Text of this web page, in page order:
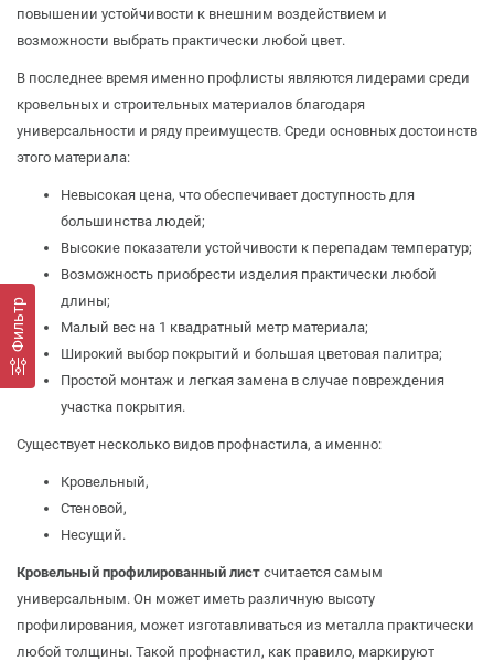
Фильтр
повышении устойчивости к внешним воздействием и
возможности выбрать практически любой цвет.
В последнее время именно профлисты являются лидерами среди
кровельных и строительных материалов благодаря
универсальности и ряду преимуществ. Среди основных достоинств
этого материала:
Невысокая цена, что обеспечивает доступность для
большинства людей;
Высокие показатели устойчивости к перепадам температур;
Возможность приобрести изделия практически любой
длины;
Малый вес на 1 квадратный метр материала;
Широкий выбор покрытий и большая цветовая палитра;
Простой монтаж и легкая замена в случае повреждения
участка покрытия.
Существует несколько видов профнастила, а именно:
Кровельный,
Стеновой,
Несущий.
Кровельный профилированный лист считается самым
универсальным. Он может иметь различную высоту
профилирования, может изготавливаться из металла практически
любой толщины. Такой профнастил, как правило, маркируют